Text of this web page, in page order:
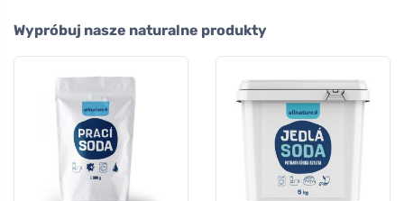
Wypróbuj nasze naturalne produkty